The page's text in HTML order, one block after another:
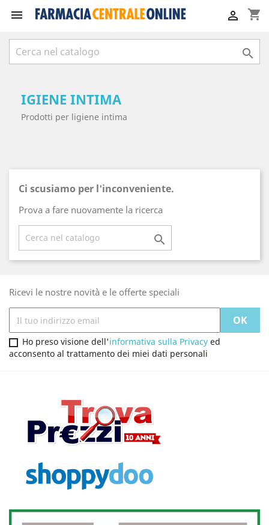
 shopping_cart


IGIENE INTIMA
Prodotti per ligiene intima
Ci scusiamo per l'inconveniente.
Prova a fare nuovamente la ricerca

Ricevi le nostre novità e le offerte speciali
Ho preso visione dell'informativa sulla Privacy ed
acconsento al trattamento dei miei dati personali